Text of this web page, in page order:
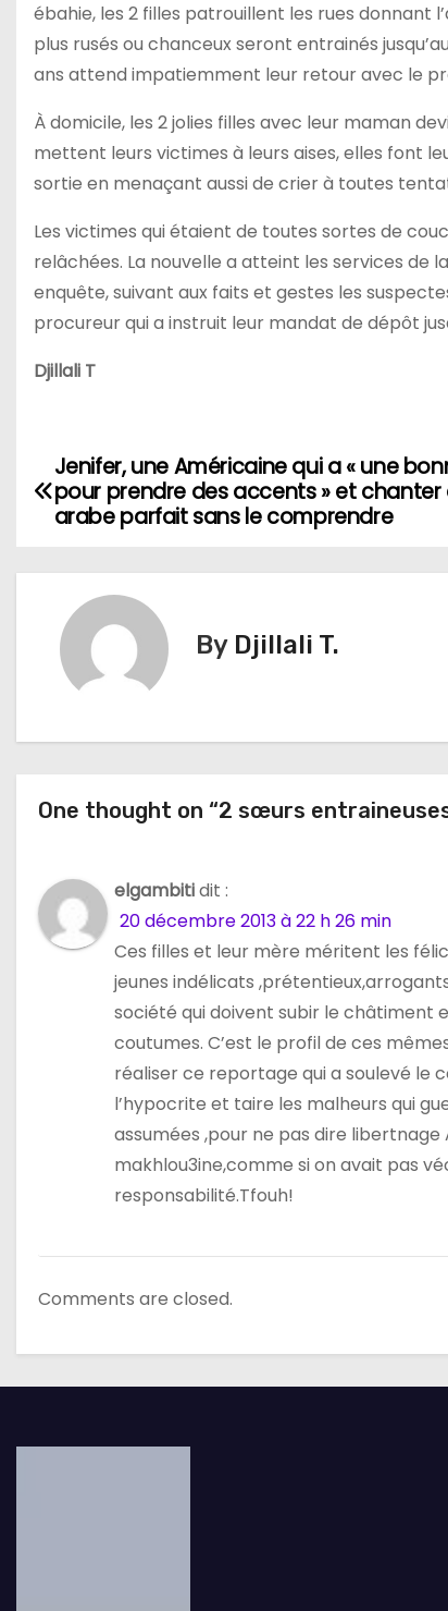
ébahie, les 2 filles patrouillent les rues donnant
plus rusés ou chanceux seront entrainés
ans attend impatiemment leur retour avec le
À domicile, les 2 jolies filles avec leur maman
mettent leurs victimes à leurs aises, elles font
sortie en menaçant aussi de crier à toutes
Les victimes qui étaient de toutes sortes de
relâchées. La nouvelle a atteint les services de
enquête, suivant aux faits et gestes les
procureur qui a instruit leur mandat de dépôt
Djillali T
N
v
t
i
n
d
i
c
l
e
Jenifer, une Américaine qui a « une
pour prendre des accents » et chanter
arabe parfait sans le comprendre
By Djillali T.
One thought on “2 sœurs
elgambitidit :
20 décembre 2013 à 22 h 26 min
Ces filles et leur mère méritent les
jeunes indélicats
société qui doivent subir le
coutumes. C’est le profil de ces
réaliser ce reportage qui a soulevé le
l’hypocrite et taire les malheurs qui
assumées ,pour ne pas dire
makhlou3ine,comme si on avait pas
responsabilité.Tfouh!
Comments are closed.